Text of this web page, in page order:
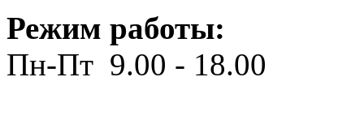
Режим работы:
Пн-Пт 9.00 - 18.00